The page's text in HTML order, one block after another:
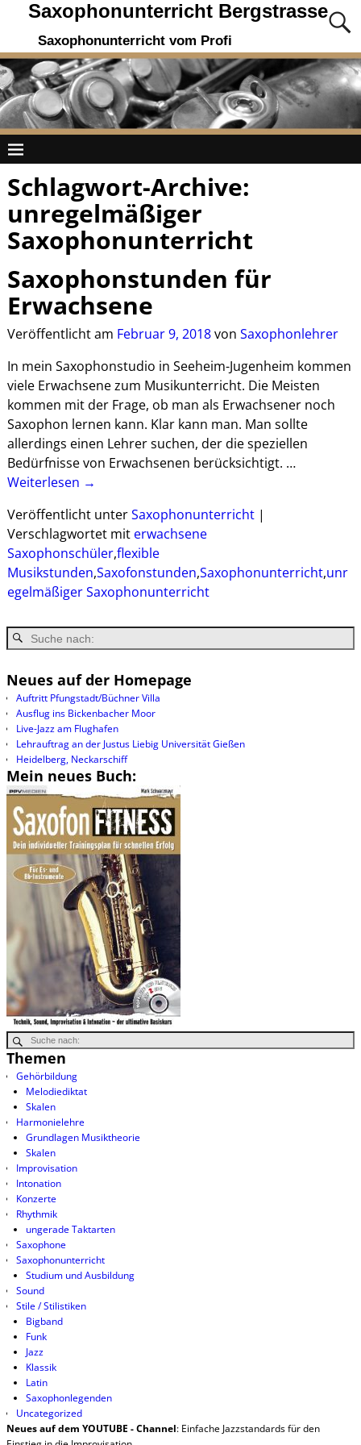
Saxophonunterricht Bergstrasse
Saxophonunterricht vom Profi
Schlagwort-Archive:
unregelmäßiger
Saxophonunterricht
Saxophonstunden für
Erwachsene
Veröffentlicht am Februar 9, 2018von Saxophonlehrer
In mein Saxophonstudio in Seeheim-Jugenheim kommen
viele Erwachsene zum Musikunterricht. Die Meisten
kommen mit der Frage, ob man als Erwachsener noch
Saxophon lernen kann. Klar kann man. Man sollte
allerdings einen Lehrer suchen, der die speziellen
Bedürfnisse von Erwachsenen berücksichtigt. …
Weiterlesen →
Veröffentlicht unterSaxophonunterricht|
Verschlagwortet mit erwachsene
Saxophonschüler,flexible
Musikstunden,Saxofonstunden,Saxophonunterricht,unr
egelmäßiger Saxophonunterricht
Neues auf der Homepage
Auftritt Pfungstadt/Büchner Villa
Ausflug ins Bickenbacher Moor
Live-Jazz am Flughafen
Lehrauftrag an der Justus Liebig Universität Gießen
Heidelberg, Neckarschiff
Mein neues Buch:
Themen
Gehörbildung
Melodiediktat
Skalen
Harmonielehre
Grundlagen Musiktheorie
Skalen
Improvisation
Intonation
Konzerte
Rhythmik
ungerade Taktarten
Saxophone
Saxophonunterricht
Studium und Ausbildung
Sound
Stile / Stilistiken
Bigband
Funk
Jazz
Klassik
Latin
Saxophonlegenden
Uncategorized
Neues auf dem YOUTUBE - Channel: Einfache Jazzstandards für den